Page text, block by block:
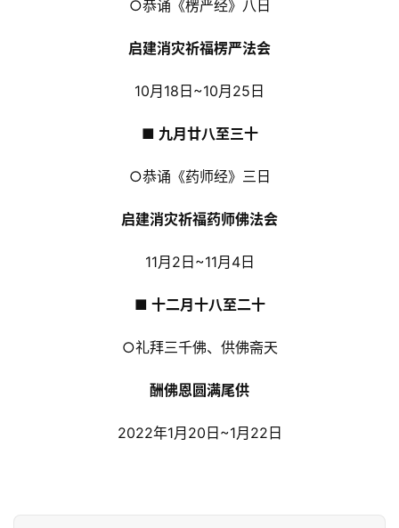
○恭诵《楞严经》八日
启建消灾祈福楞严法会
10月18日~10月25日
■ 九月廿八至三十
○恭诵《药师经》三日
启建消灾祈福药师佛法会
11月2日~11月4日
■ 十二月十八至二十
○礼拜三千佛、供佛斋天
酬佛恩圆满尾供
2022年1月20日~1月22日